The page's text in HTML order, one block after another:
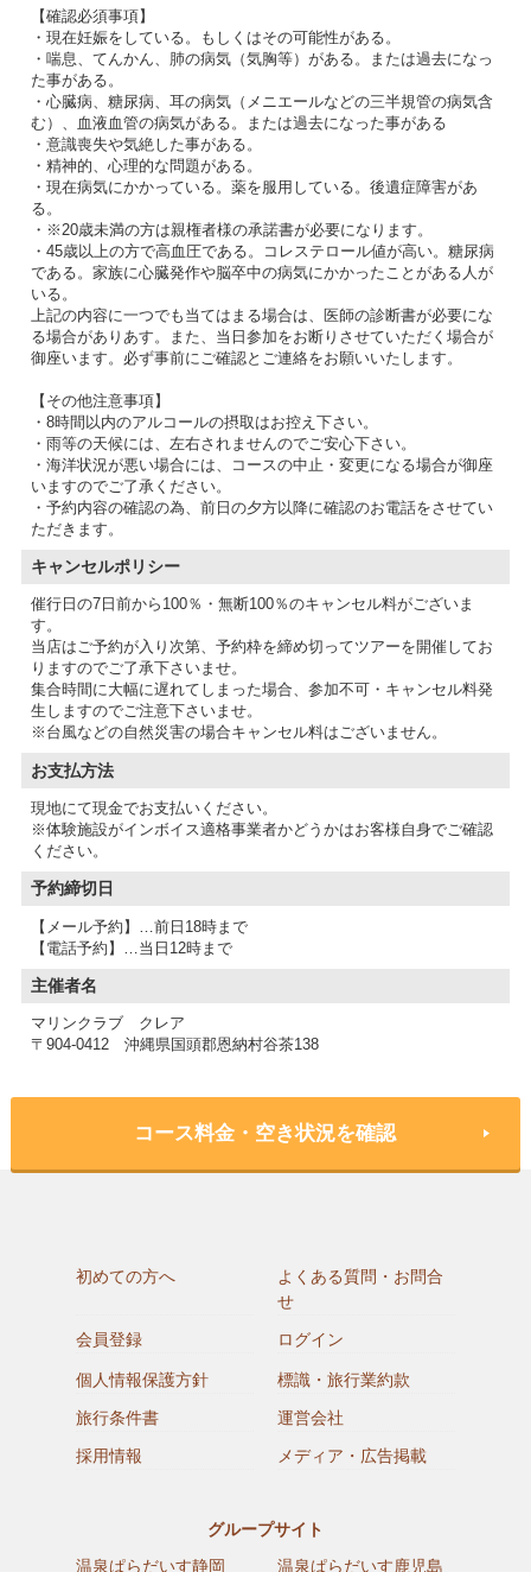
【確認必須事項】
・現在妊娠をしている。もしくはその可能性がある。
・喘息、てんかん、肺の病気（気胸等）がある。または過去になっ
た事がある。
・心臓病、糖尿病、耳の病気（メニエールなどの三半規管の病気含
む）、血液血管の病気がある。または過去になった事がある
・意識喪失や気絶した事がある。
・精神的、心理的な問題がある。
・現在病気にかかっている。薬を服用している。後遺症障害があ
る。
・※20歳未満の方は親権者様の承諾書が必要になります。
・45歳以上の方で高血圧である。コレステロール値が高い。糖尿病
である。家族に心臓発作や脳卒中の病気にかかったことがある人が
いる。
上記の内容に一つでも当てはまる場合は、医師の診断書が必要にな
る場合がありあす。また、当日参加をお断りさせていただく場合が
御座います。必ず事前にご確認とご連絡をお願いいたします。
【その他注意事項】
・8時間以内のアルコールの摂取はお控え下さい。
・雨等の天候には、左右されませんのでご安心下さい。
・海洋状況が悪い場合には、コースの中止・変更になる場合が御座
いますのでご了承ください。
・予約内容の確認の為、前日の夕方以降に確認のお電話をさせてい
ただきます。
キャンセルポリシー
催行日の7日前から100％・無断100％のキャンセル料がございま
す。
当店はご予約が入り次第、予約枠を締め切ってツアーを開催してお
りますのでご了承下さいませ。
集合時間に大幅に遅れてしまった場合、参加不可・キャンセル料発
生しますのでご注意下さいませ。
※台風などの自然災害の場合キャンセル料はございません。
お支払方法
現地にて現金でお支払いください。
※体験施設がインボイス適格事業者かどうかはお客様自身でご確認
予約締切日
【メール予約】…前日18時まで
【電話予約】…当日12時まで
主催者名
マリンクラブ クレア
〒904-0412 沖縄県国頭郡恩納村谷茶138
コース料金・空き状況を確認
初めての方へ
よくある質問・お問合
せ
会員登録
ログイン
個人情報保護方針
標識・旅行業約款
旅行条件書
運営会社
採用情報
メディア・広告掲載
グループサイト
温泉ぱらだいす静岡
温泉ぱらだいす鹿児島